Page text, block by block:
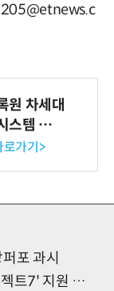
원 차세대
템 구축
가기>
포 과시
레이블 출범